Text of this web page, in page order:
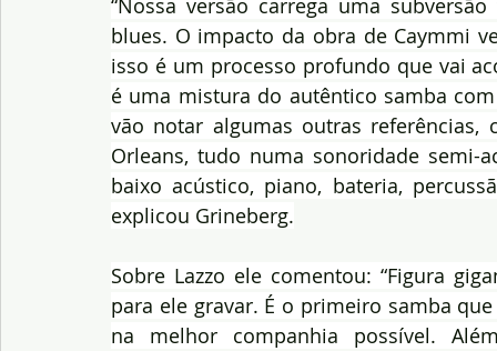
“Nossa versão carrega uma
blues. O impacto da obra de Caymmi
isso é um processo profundo que vai
é uma mistura do autêntico samba
vão notar algumas outras
Orleans, tudo numa sonoridade semi-
baixo acústico, piano, bateria,
explicou Grineberg.
Sobre Lazzo ele comentou: “Figura
para ele gravar. É o primeiro samba
na melhor companhia possível.